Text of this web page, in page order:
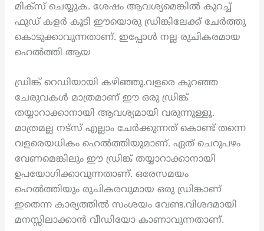
മിക്സ് ചെയ്യുക. ശേഷം ആവശ്യമെങ്കിൽ കുറച്ച്
ഫുഡ് കളർ കൂടി ഈയൊരു ഡ്രിങ്കിലേക്ക് ചേർത്തു
കൊടുക്കാവുന്നതാണ്. ഇപ്പോൾ നല്ല രുചികരമായ
ഹെൽത്തി ആയ
ഡ്രിങ്ക് റെഡിയായി കഴിഞ്ഞു.വളരെ കുറഞ്ഞ
ചേരുവകൾ മാത്രമാണ് ഈ ഒരു ഡ്രിങ്ക്
തയ്യാറാക്കാനായി ആവശ്യമായി വരുന്നുള്ളൂ.
മാത്രമല്ല നട്സ് എല്ലാം ചേർക്കുന്നത് കൊണ്ട് തന്നെ
വളരെയധികം ഹെൽത്തിയുമാണ്. ഏത് ചെറുപഴം
വേണമെങ്കിലും ഈ ഡ്രിങ്ക് തയ്യാറാക്കാനായി
ഉപയോഗിക്കാവുന്നതാണ്. ഒരേസമയം
ഹെൽത്തിയും രുചികരവുമായ ഒരു ഡ്രിങ്കാണ്
ഇതെന്ന കാര്യത്തിൽ സംശയം വേണ്ട.വിശദമായി
മനസ്സിലാക്കാൻ വീഡിയോ കാണാവുന്നതാണ്.